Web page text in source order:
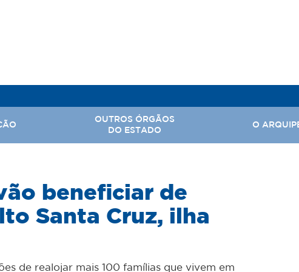
Parlamentares e Comunicação Social
Território
OUTROS ÓRGÃOS
DO ESTADO
O
beneficiar de
Santa Cruz, ilha
de realojar mais 100 famílias que vivem em